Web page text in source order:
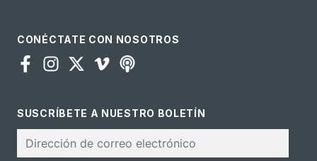
CONÉCTATE CON NOSOTROS
SUSCRÍBETE A NUESTRO BOLETÍN
electrónico